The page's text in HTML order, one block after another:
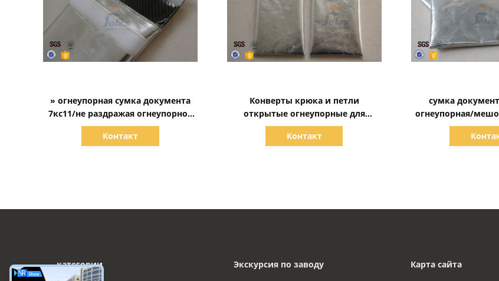
» огнеупорная сумка документа
7кс11/не раздражая огнеупорное
отверстие велкро сумки денег
Контакт
Конверты крюка и петли
открытые огнеупорные для
документов/паспорта наличных
денег
Контакт
сумка
огнеупорная/
паспорта
категории Экскурсия по заводу Карта сайта